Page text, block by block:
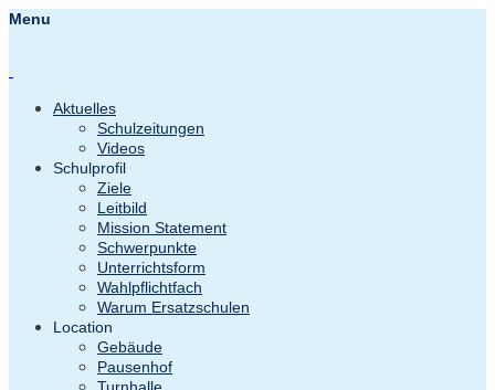
Menu
Aktuelles
Schulzeitungen
Videos
Schulprofil
Ziele
Leitbild
Mission Statement
Schwerpunkte
Unterrichtsform
Wahlpflichtfach
Warum Ersatzschulen
Location
Gebäude
Pausenhof